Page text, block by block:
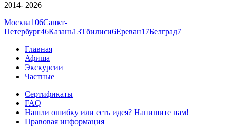
2014- 2026
Москва106Санкт-
Петербург46Казань13Тбилиси6Ереван17Белград7
Главная
Афиша
Экскурсии
Частные
Сертификаты
FAQ
Нашли ошибку или есть идея? Напишите нам!
Правовая информация